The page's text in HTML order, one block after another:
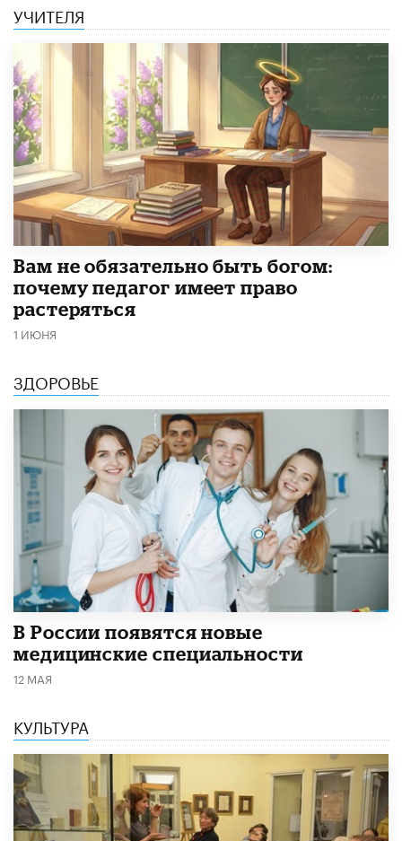
УЧИТЕЛЯ
​Вам не обязательно быть богом:
почему педагог имеет право
растеряться
1 ИЮНЯ
ЗДОРОВЬЕ
В России появятся новые
медицинские специальности
12 МАЯ
КУЛЬТУРА